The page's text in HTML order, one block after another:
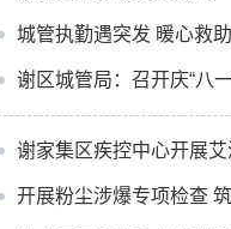
城管执勤遇突发 暖心救
谢区城管局：召开庆“八
谢家集区疾控中心开展
开展粉尘涉爆专项检查